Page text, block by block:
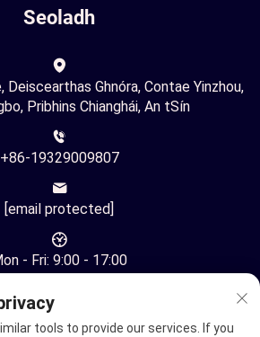
Seoladh
Deiscearthas Ghnóra, Contae Yinzhou,
Pribhins Chianghái, An tSín
+86-19329009807
[email protected]
- Fri: 9:00 - 17:00
tools to provide our services. If you